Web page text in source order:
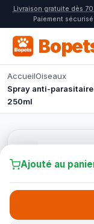
Livraison gratuite dès
Paiement
AccueilOiseaux
Spray anti-
250ml
Ajouté au